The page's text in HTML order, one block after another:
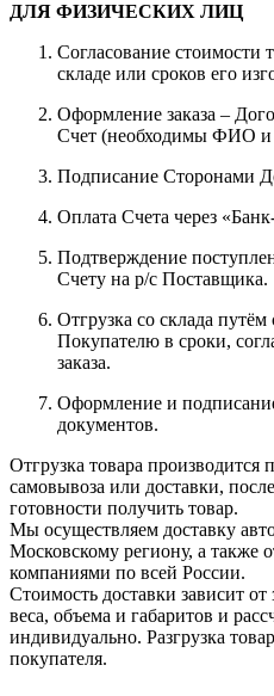
ДЛЯ ФИЗИЧЕСКИХ ЛИЦ
Согласование стоимости
складе или сроков его
Оформление заказа –
Счет (необходимы ФИО и
Подписание Сторонами
Оплата Счета через
Подтверждение
Счету на р/с Поставщика.
Отгрузка со склада
Покупателю в сроки,
заказа.
Оформление и
документов.
Отгрузка товара производится
самовывоза или доставки,
готовности получить товар.
Мы осуществляем доставку
Московскому региону, а также
компаниями по всей России.
Стоимость доставки зависит от
веса, объема и габаритов и
индивидуально. Разгрузка
покупателя.